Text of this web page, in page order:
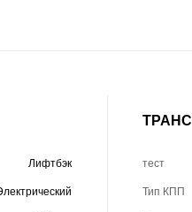
Лифтбэк тест
Тип КПП